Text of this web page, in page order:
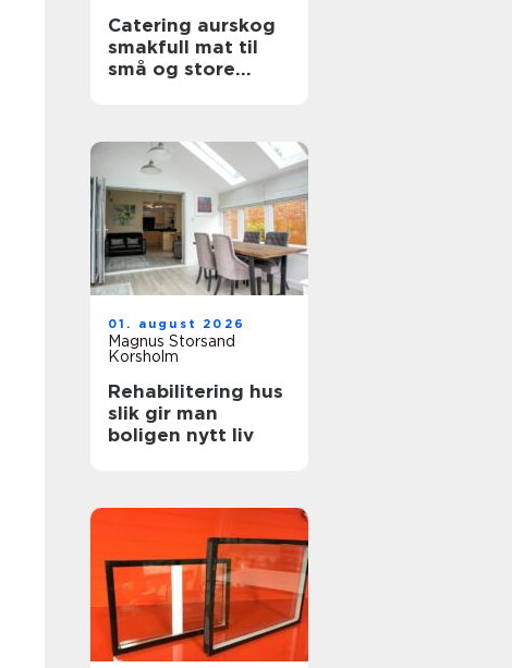
Catering aurskog
smakfull mat til
små og store
01. august 2026
Magnus Storsand
Korsholm
Rehabilitering hus
slik gir man
boligen nytt liv